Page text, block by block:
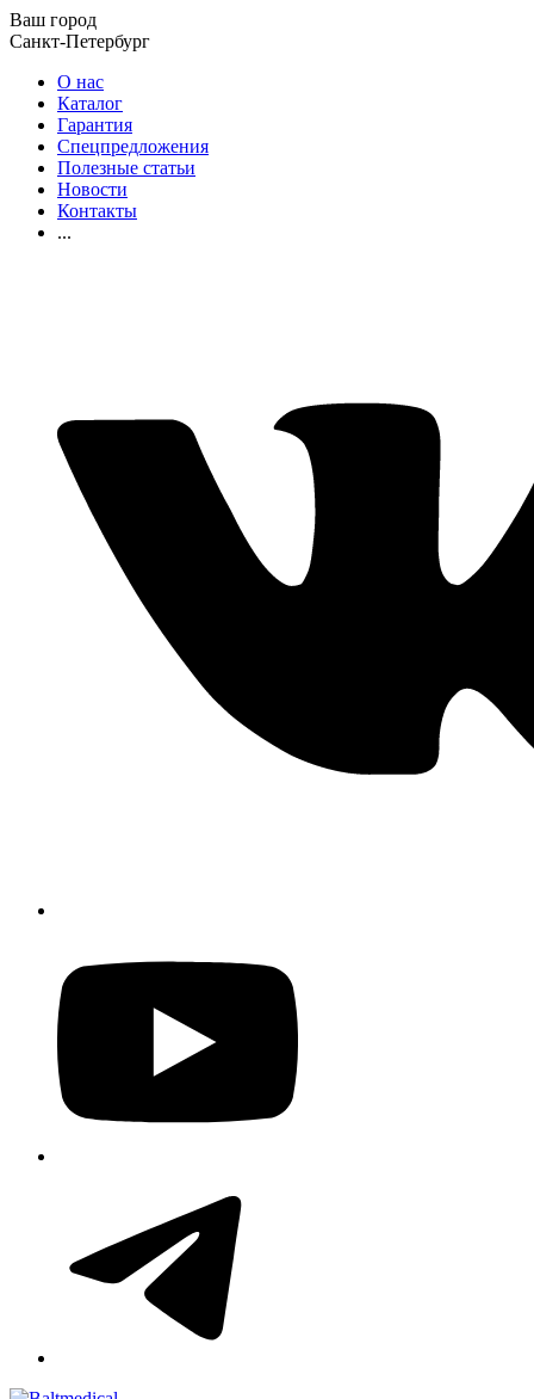
Ваш город
Санкт-Петербург
О нас
Каталог
Гарантия
Спецпредложения
Полезные статьи
Новости
Контакты
...